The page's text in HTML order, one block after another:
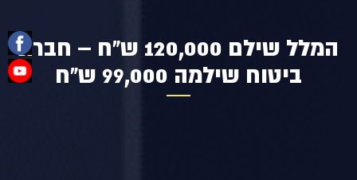
המלל שילם 120,000 ש"ח – חברת
ביטוח שילמה 99,000 ש"ח